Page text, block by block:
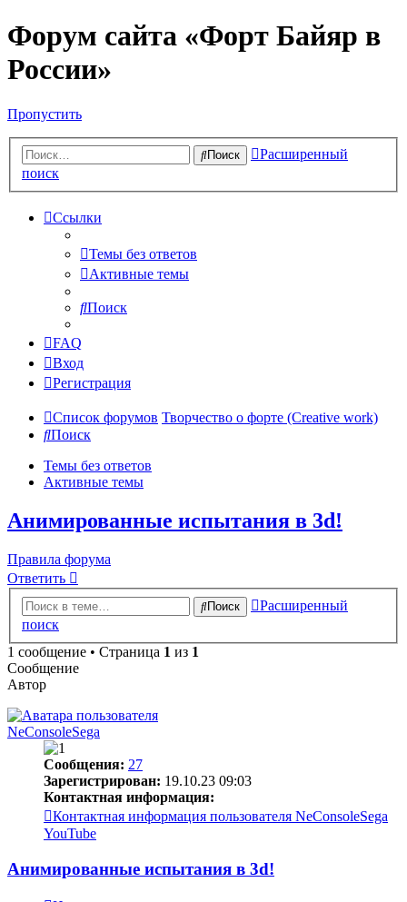
Форум сайта «Форт Байяр в
России»
Пропустить
Поиск
Расширенный
поиск
Ссылки
Темы без ответов
Активные темы
Поиск
FAQ
Вход
Регистрация
Список форумов Творчество о форте (Creative work)
Поиск
Темы без ответов
Активные темы
Анимированные испытания в 3d!
Правила форума
Ответить
Поиск
Расширенный
поиск
1 сообщение • Страница 1 из 1
Сообщение
Автор
NeConsoleSega
Сообщения: 27
Зарегистрирован: 19.10.23 09:03
Контактная информация:
Контактная информация пользователя NeConsoleSega
YouTube
Анимированные испытания в 3d!